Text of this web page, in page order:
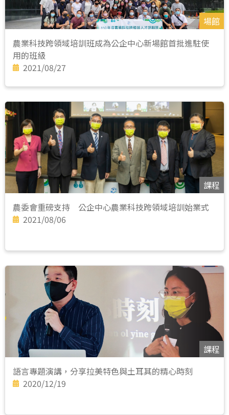
場館
農業科技跨領域培訓班成為公企中心新場館首批進駐使
用的班級
2021/08/27
課程
農委會重磅支持 公企中心農業科技跨領域培訓始業式
2021/08/06
課程
語言專題演講，分享拉美特色與土耳其的精心時刻
2020/12/19